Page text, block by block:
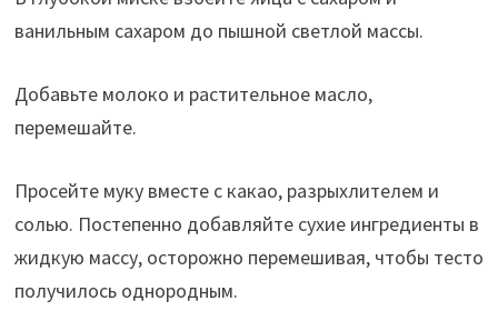
ванильным сахаром до пышной светлой массы.
Добавьте молоко и растительное масло,
перемешайте.
Просейте муку вместе с какао, разрыхлителем и
солью. Постепенно добавляйте сухие ингредиенты в
жидкую массу, осторожно перемешивая, чтобы тесто
получилось однородным.